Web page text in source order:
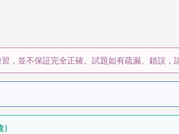
，並不保証完全正確。試題如有疏漏、錯誤，
)